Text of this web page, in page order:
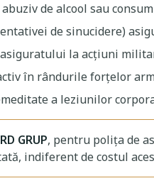
de alcool sau
de sinucidere)
la acţiuni
în rândurile forţelor
a leziunilor
GRUP, pentru polița de
indiferent de costul